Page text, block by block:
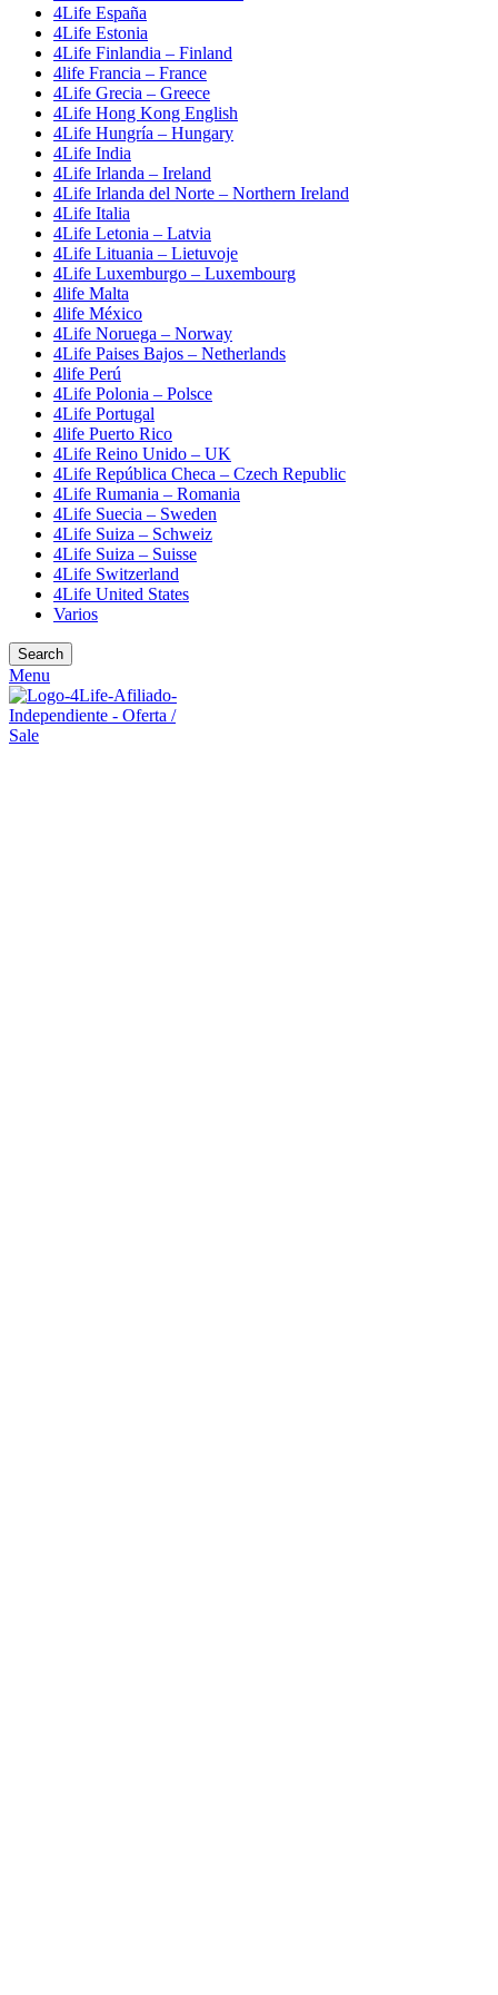
4Life España
4Life Estonia
4Life Finlandia – Finland
4life Francia – France
4Life Grecia – Greece
4Life Hong Kong English
4Life Hungría – Hungary
4Life India
4Life Irlanda – Ireland
4Life Irlanda del Norte – Northern Ireland
4Life Italia
4Life Letonia – Latvia
4Life Lituania – Lietuvoje
4Life Luxemburgo – Luxembourg
4life Malta
4life México
4Life Noruega – Norway
4Life Paises Bajos – Netherlands
4life Perú
4Life Polonia – Polsce
4Life Portugal
4life Puerto Rico
4Life Reino Unido – UK
4Life República Checa – Czech Republic
4Life Rumania – Romania
4Life Suecia – Sweden
4Life Suiza – Schweiz
4Life Suiza – Suisse
4Life Switzerland
4Life United States
Varios
Search
Menu